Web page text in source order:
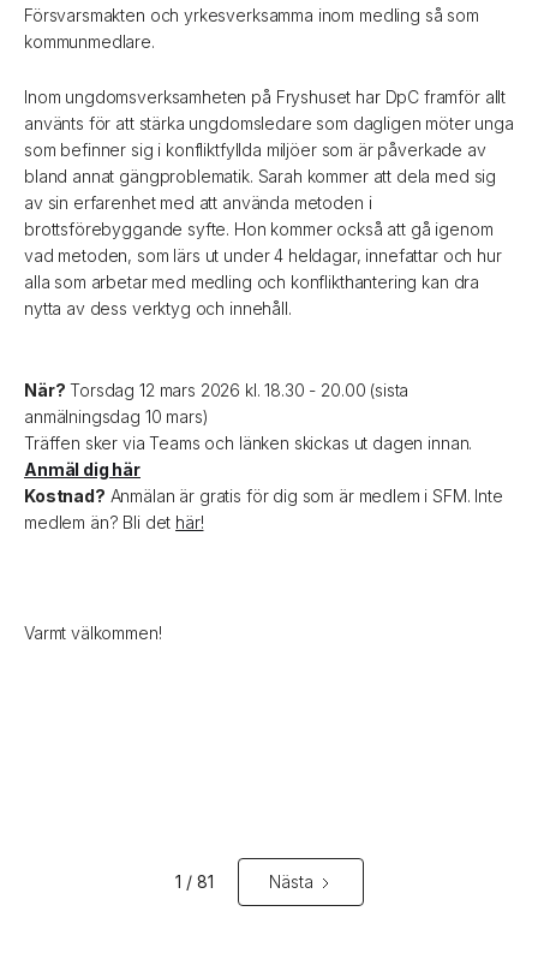
Försvarsmakten och yrkesverksamma inom medling så som
kommunmedlare.
Inom ungdomsverksamheten på Fryshuset har DpC framför allt
använts för att stärka ungdomsledare som dagligen möter unga
som befinner sig i konfliktfyllda miljöer som är påverkade av
bland annat gängproblematik. Sarah kommer att dela med sig
av sin erfarenhet med att använda metoden i
brottsförebyggande syfte. Hon kommer också att gå igenom
vad metoden, som lärs ut under 4 heldagar, innefattar och hur
alla som arbetar med medling och konflikthantering kan dra
nytta av dess verktyg och innehåll.
När? Torsdag 12 mars 2026 kl. 18.30 - 20.00 (sista
anmälningsdag 10 mars)
Träffen sker via Teams och länken skickas ut dagen innan.
Anmäl dig här
Kostnad? Anmälan är gratis för dig som är medlem i SFM. Inte
medlem än? Bli det här!
Varmt välkommen!
1 / 81 Nästa